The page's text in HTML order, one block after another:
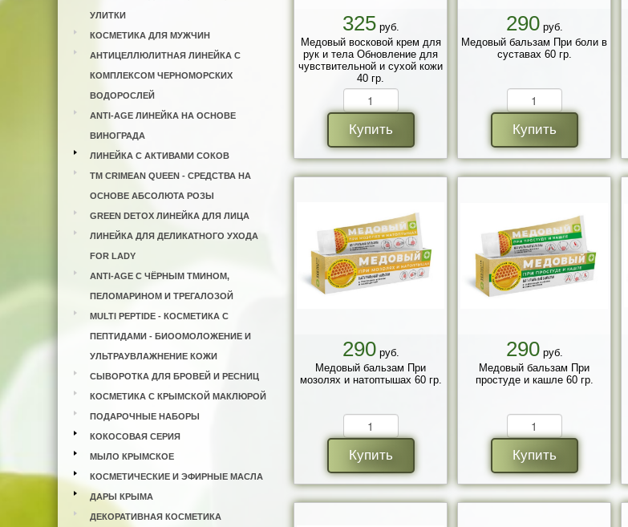
УЛИТКИ
КОСМЕТИКА ДЛЯ МУЖЧИН
АНТИЦЕЛЛЮЛИТНАЯ ЛИНЕЙКА С
КОМПЛЕКСОМ ЧЕРНОМОРСКИХ
ВОДОРОСЛЕЙ
ANTI-AGE ЛИНЕЙКА НА ОСНОВЕ
ВИНОГРАДА
ЛИНЕЙКА С АКТИВАМИ СОКОВ
ТМ CRIMEAN QUEEN - СРЕДСТВА НА
ОСНОВЕ АБСОЛЮТА РОЗЫ
GREEN DETOX ЛИНЕЙКА ДЛЯ ЛИЦА
ЛИНЕЙКА ДЛЯ ДЕЛИКАТНОГО УХОДА
FOR LADY
ANTI-AGE С ЧЁРНЫМ ТМИНОМ,
ПЕЛОМАРИНОМ И ТРЕГАЛОЗОЙ
MULTI PEPTIDE - КОСМЕТИКА С
ПЕПТИДАМИ - БИООМОЛОЖЕНИЕ И
УЛЬТРАУВЛАЖНЕНИЕ КОЖИ
СЫВОРОТКА ДЛЯ БРОВЕЙ И РЕСНИЦ
КОСМЕТИКА С КРЫМСКОЙ МАКЛЮРОЙ
ПОДАРОЧНЫЕ НАБОРЫ
КОКОСОВАЯ СЕРИЯ
МЫЛО КРЫМСКОЕ
КОСМЕТИЧЕСКИЕ И ЭФИРНЫЕ МАСЛА
ДАРЫ КРЫМА
ДЕКОРАТИВНАЯ КОСМЕТИКА
325руб.
Медовый восковой крем для
рук и тела Обновление для
чувствительной и сухой кожи
40 гр.
Купить
290руб.
Медовый бальзам При боли в
суставах 60 гр.
Купить
290руб.
Медовый бальзам При
мозолях и натоптышах 60 гр.
Купить
290руб.
Медовый бальзам При
простуде и кашле 60 гр.
Купить